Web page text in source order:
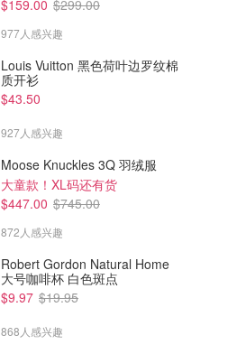
GIORGIO ARMANI beauty 红管唇釉 Gucci 白色复古碎花口红
Sephora
$159.00 $299.00
977人感兴趣
Louis Vuitton 黑色荷叶边罗纹棉
质开衫
$43.50
927人感兴趣
Moose Knuckles 3Q 羽绒服
大童款！XL码还有货
$447.00 $745.00
872人感兴趣
Robert Gordon Natural Home
大号咖啡杯 白色斑点
$9.97 $19.95
868人感兴趣